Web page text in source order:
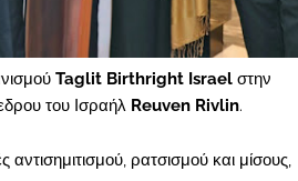
Taglit Birthright Israel στην
του Ισραήλ Reuven Rivlin.
ρατσισμού και μίσους,